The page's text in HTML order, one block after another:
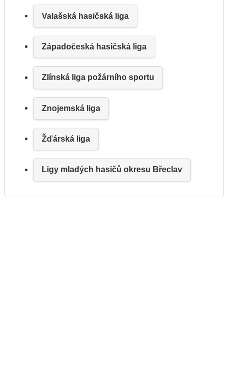
Valašská hasičská liga
Západočeská hasičská liga
Zlínská liga požárního sportu
Znojemská liga
Žďárská liga
Ligy mladých hasičů okresu Břeclav